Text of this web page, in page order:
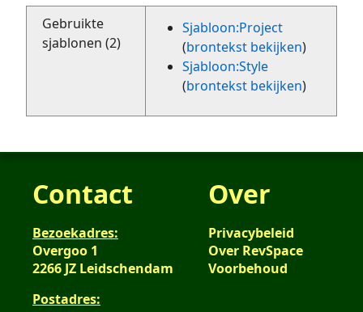
Gebruikte
sjablonen (2)
Sjabloon:Project
(brontekst bekijken)
Sjabloon:Style
(brontekst bekijken)
Contact
Bezoekadres:
Overgoo 1
2266 JZ Leidschendam
Postadres:
Over
Privacybeleid
Over RevSpace
Voorbehoud